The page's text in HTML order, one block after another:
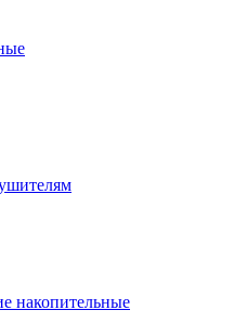
накопительные